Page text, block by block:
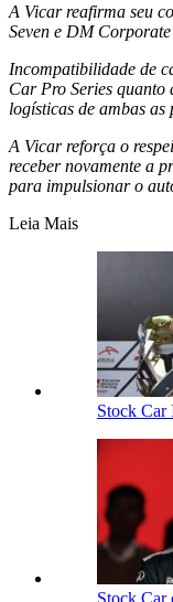
A Vicar reafirma seu
Seven e DM
Incompatibilidade de
Car Pro Series quanto
logísticas de ambas as
A Vicar reforça o
receber novamente a
para impulsionar o
Leia Mais
Stock Car
Stock Car